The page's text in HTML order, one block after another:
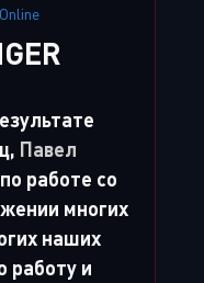
Павел
работе со
многих
наших
работу и